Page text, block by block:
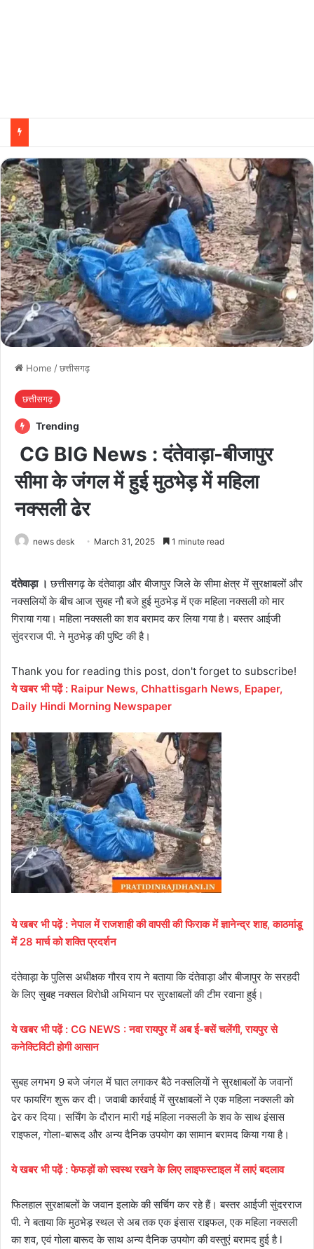
Home /छत्तीसगढ़
छत्तीसगढ़
Trending
CG BIG News : दंतेवाड़ा-बीजापुर
सीमा के जंगल में हुई मुठभेड़ में महिला
नक्सली ढेर
news desk March 31, 2025 1 minute read
दंतेवाड़ा । छत्तीसगढ़ के दंतेवाड़ा और बीजापुर जिले के सीमा क्षेत्र में सुरक्षाबलों और
नक्सलियों के बीच आज सुबह नौ बजे हुई मुठभेड़ में एक महिला नक्सली को मार
गिराया गया। महिला नक्सली का शव बरामद कर लिया गया है। बस्तर आईजी
सुंदरराज पी. ने मुठभेड़ की पुष्टि की है।
Thank you for reading this post, don't forget to subscribe!
ये खबर भी पढ़ें: Raipur News, Chhattisgarh News, Epaper,
Daily Hindi Morning Newspaper
ये खबर भी पढ़ें : नेपाल में राजशाही की वापसी की फिराक में ज्ञानेन्द्र शाह, काठमांडू
में 28 मार्च को शक्ति प्रदर्शन
दंतेवाड़ा के पुलिस अधीक्षक गौरव राय ने बताया कि दंतेवाड़ा और बीजापुर के सरहदी
के लिए सुबह नक्सल विरोधी अभियान पर सुरक्षाबलों की टीम रवाना हुई।
ये खबर भी पढ़ें : CG NEWS : नवा रायपुर में अब ई-बसें चलेंगी, रायपुर से
कनेक्टिविटी होगी आसान
सुबह लगभग 9 बजे जंगल में घात लगाकर बैठे नक्सलियाें ने सुरक्षाबलों के जवानों
पर फायरिंग शुरू कर दी। जवाबी कार्रवाई में सुरक्षाबलाें ने एक महिला नक्सली काे
ढेर कर दिया। सर्चिंग के दाैरान मारी गई महिला नक्सली के शव के साथ इंसास
राइफल, गोला-बारूद और अन्य दैनिक उपयोग का सामान बरामद किया गया है।
ये खबर भी पढ़ें : फेफड़ों को स्वस्थ रखने के लिए लाइफस्टाइल में लाएं बदलाव
फिलहाल सुरक्षाबलों के जवान इलाके की सर्चिग कर रहे हैं। बस्तर आईजी सुंदरराज
पी. ने बताया कि मुठभेड़ स्थल से अब तक एक इंसास राइफल, एक महिला नक्सली
का शव, एवं गोला बारूद के साथ अन्य दैनिक उपयोग की वस्तुएं बरामद हुई है l